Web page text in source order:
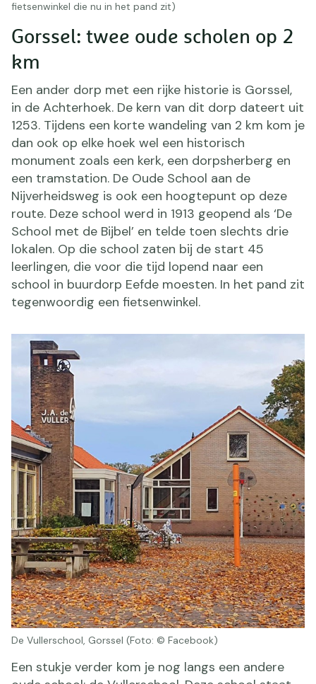
fietsenwinkel die nu in het pand zit)
Gorssel: twee oude scholen op 2
km
Een ander dorp met een rijke historie is Gorssel,
in de Achterhoek. De kern van dit dorp dateert uit
1253. Tijdens een korte wandeling van 2 km kom je
dan ook op elke hoek wel een historisch
monument zoals een kerk, een dorpsherberg en
een tramstation. De Oude School aan de
Nijverheidsweg is ook een hoogtepunt op deze
route. Deze school werd in 1913 geopend als ‘De
School met de Bijbel’ en telde toen slechts drie
lokalen. Op die school zaten bij de start 45
leerlingen, die voor die tijd lopend naar een
school in buurdorp Eefde moesten. In het pand zit
tegenwoordig een fietsenwinkel.
Een stukje verder kom je nog langs een andere
De Vullerschool, Gorssel (Foto: © Facebook)